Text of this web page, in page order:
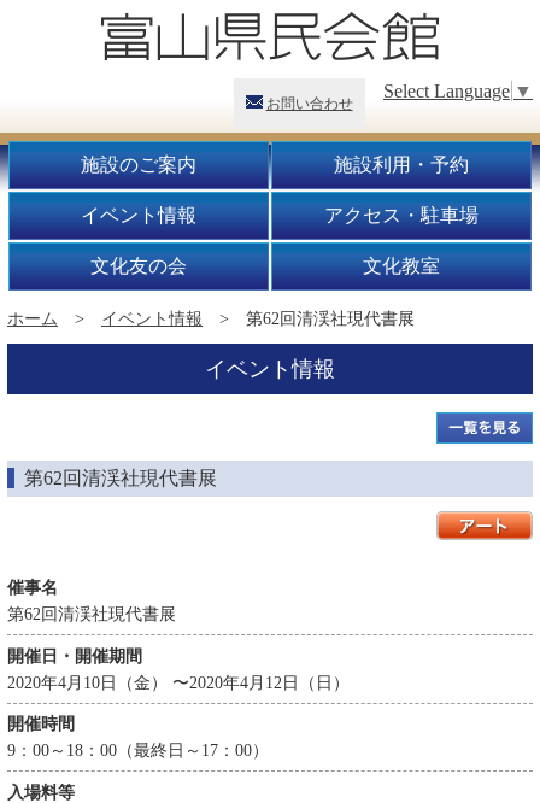
Select Language ▼
お問い合わせ
施設のご案内 施設利用・予約
イベント情報 アクセス・駐車場
文化友の会 文化教室
ホーム > イベント情報 > 第62回清渓社現代書展
イベント情報
第62回清渓社現代書展
催事名
第62回清渓社現代書展
開催日・開催期間
2020年4月10日（金） 〜2020年4月12日（日）
開催時間
9：00～18：00（最終日～17：00）
入場料等